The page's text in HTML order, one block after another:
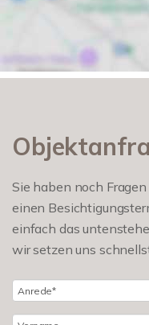
Sie haben noch
einen
einfach das
wir setzen uns